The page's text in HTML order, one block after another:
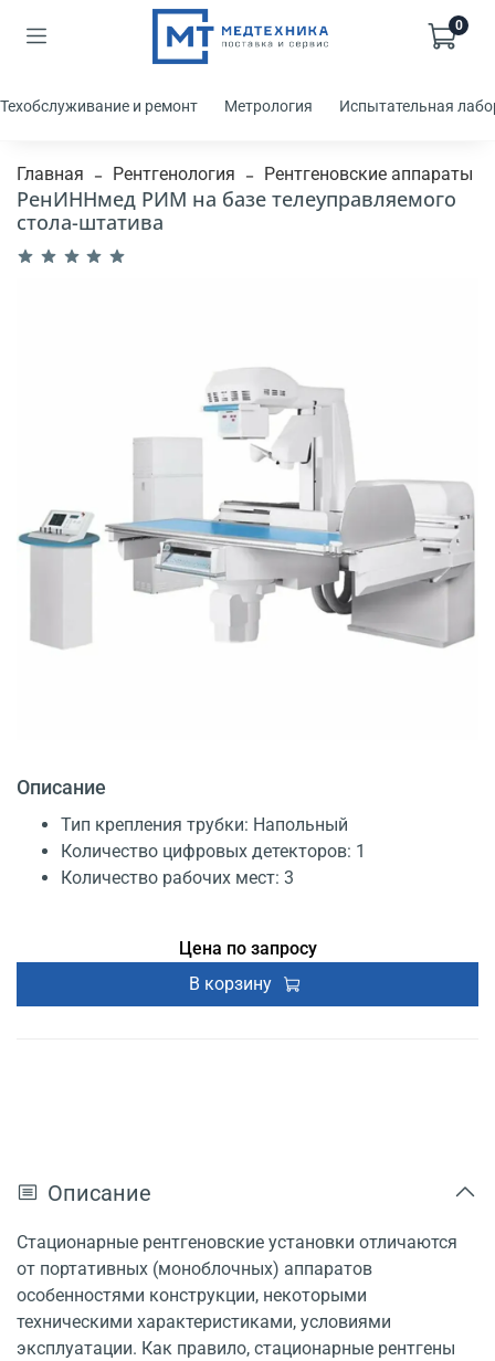
0
Техобслуживание и ремонт Метрология Испытательная
Главная Рентгенология Рентгеновские аппараты
РенИННмед РИМ на базе телеуправляемого
стола-штатива
Описание
Тип крепления трубки: Напольный
Количество цифровых детекторов: 1
Количество рабочих мест: 3
Цена по запросу
В корзину
Описание
Стационарные рентгеновские установки отличаются
от портативных (моноблочных) аппаратов
особенностями конструкции, некоторыми
техническими характеристиками, условиями
эксплуатации. Как правило, стационарные рентгены